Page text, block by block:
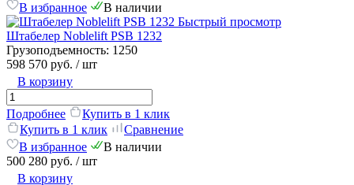
В избранное
В наличии
Быстрый просмотр
Штабелер Noblelift PSB 1232
Грузоподъемность: 1250
598 570 руб. / шт
В корзину
Подробнее
Купить в 1 клик
Купить в 1 клик
Сравнение
В избранное
В наличии
500 280 руб. / шт
В корзину